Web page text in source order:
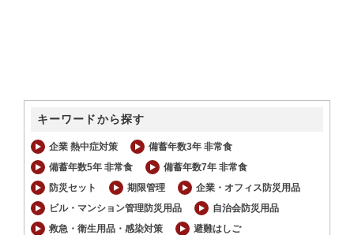
キーワードから探す
企業 熱中症対策
備蓄年数3年 非常食
備蓄年数5年 非常食
備蓄年数7年 非常食
防災セット
期限管理
企業・オフィス防災用品
ビル・マンション管理防災用品
自治会防災用品
救急・衛生用品・感染対策
避難はしご